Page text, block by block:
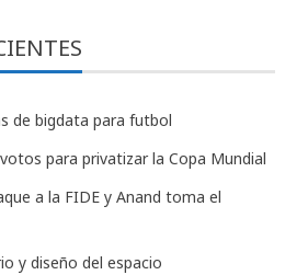
de bigdata para futbol
para privatizar la Copa Mundial
a la FIDE y Anand toma el
y diseño del espacio